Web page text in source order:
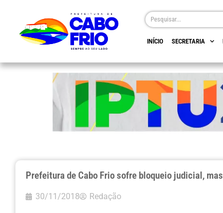
INÍCIO SECRETARIA
Prefeitura de Cabo Frio sofre bloqueio judicial,
30/11/2018 Redação